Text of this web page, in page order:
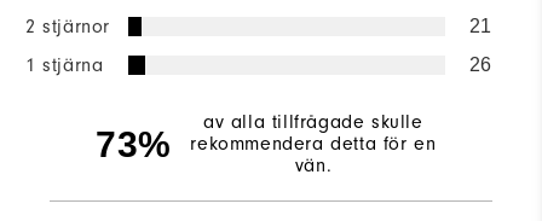
2 stjärnor 21
1 stjärna 26
73%
av alla tillfrågade skulle
rekommendera detta för en
vän.